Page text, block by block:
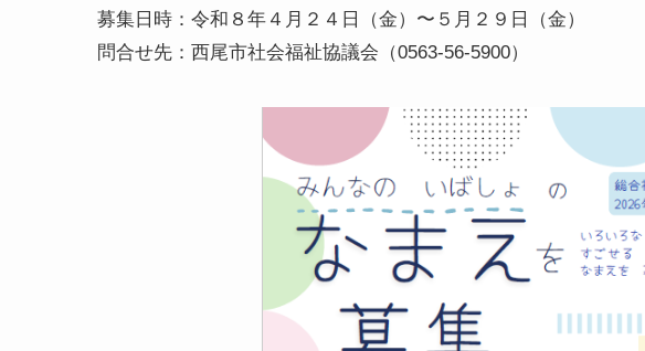
募集日時：令和８年４月２４日（金）〜５月２９日（金）
問合せ先：西尾市社会福祉協議会（0563-56-5900）